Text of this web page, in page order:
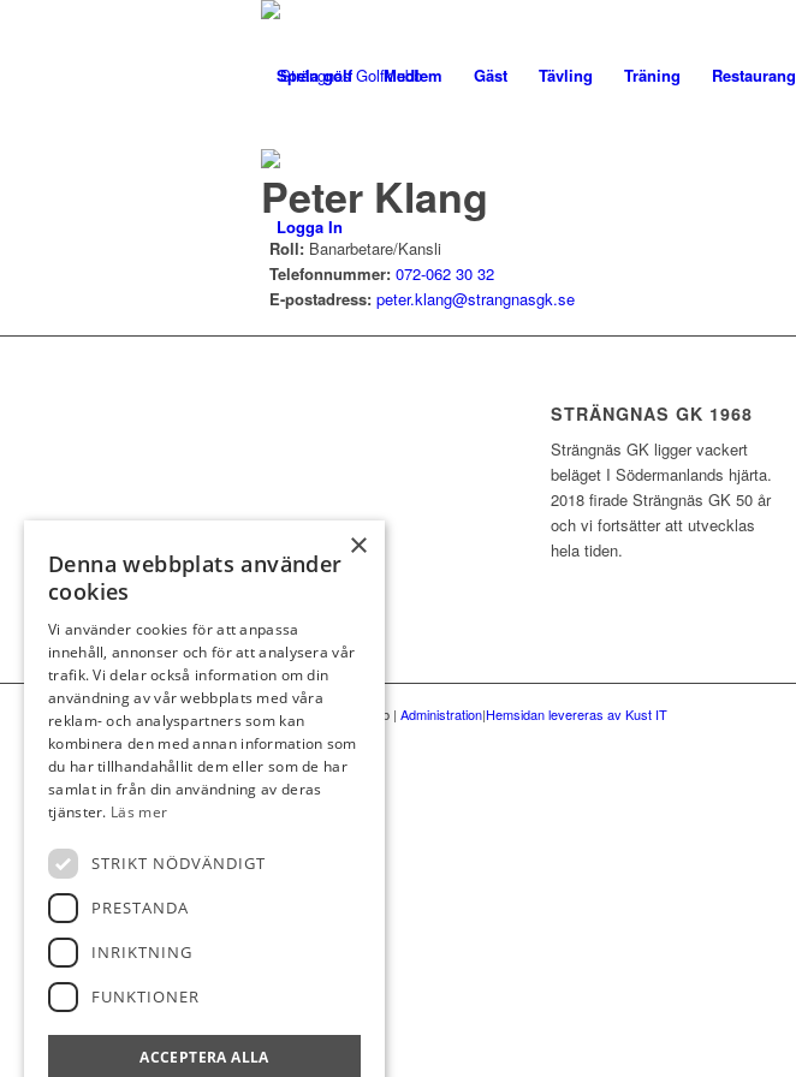
Spela golf Medlem Gäst Tävling Träning Restaurang
Logga In
Peter Klang
Roll: Banarbetare/Kansli
Telefonnummer: 072-062 30 32
E-postadress: peter.klang@strangnasgk.se
STRÄNGNAS GK 1968
Strängnäs GK ligger vackert
beläget I Södermanlands hjärta.
2018 firade Strängnäs GK 50 år
och vi fortsätter att utvecklas
hela tiden.
© Strängnäs golfklubb | Administration|Hemsidan levereras av Kust IT
×
Denna webbplats använder
cookies
Vi använder cookies för att anpassa
innehåll, annonser och för att analysera vår
trafik. Vi delar också information om din
användning av vår webbplats med våra
reklam- och analyspartners som kan
kombinera den med annan information som
du har tillhandahållit dem eller som de har
samlat in från din användning av deras
tjänster. Läs mer
STRIKT NÖDVÄNDIGT
PRESTANDA
INRIKTNING
FUNKTIONER
ACCEPTERA ALLA